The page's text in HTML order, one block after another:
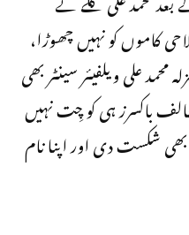
کاموں کو نہیں چھوڑا،
قصبے لوئسویل میں 6 منزلہ محمد علی ویلفیئر سینٹر بھی
باکسرز ہی کو چِت نہیں
شکست دی اور اپنا نام